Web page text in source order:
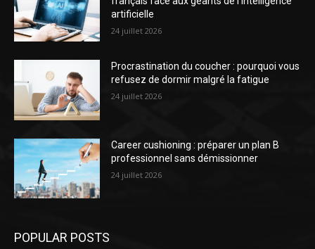
artificielle
24 juillet 2026
Procrastination du coucher : pourquoi vous
refusez de dormir malgré la fatigue
24 juillet 2026
Career cushioning : préparer un plan B
professionnel sans démissionner
24 juillet 2026
POPULAR POSTS